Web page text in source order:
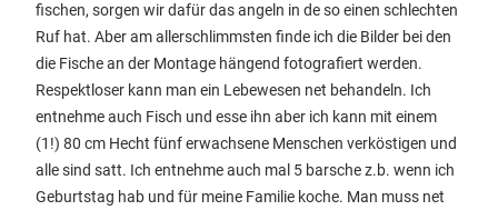
fischen, sorgen wir dafür das angeln in de so einen schlechten
Ruf hat. Aber am allerschlimmsten finde ich die Bilder bei den
die Fische an der Montage hängend fotografiert werden.
Respektloser kann man ein Lebewesen net behandeln. Ich
entnehme auch Fisch und esse ihn aber ich kann mit einem
(1!) 80 cm Hecht fünf erwachsene Menschen verköstigen und
alle sind satt. Ich entnehme auch mal 5 barsche z.b. wenn ich
Geburtstag hab und für meine Familie koche. Man muss net